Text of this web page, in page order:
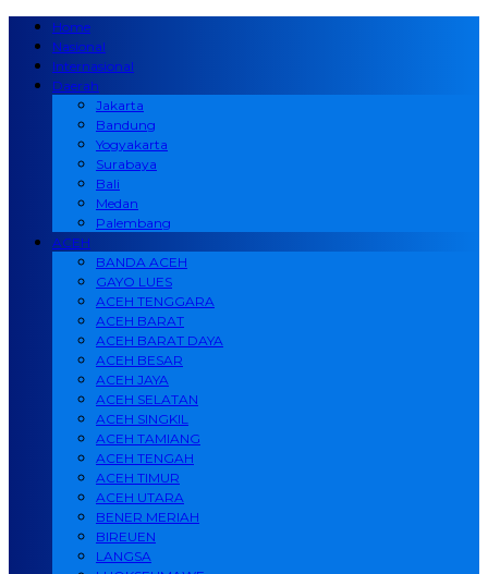
Home
Nasional
Internasional
Daerah
Jakarta
Bandung
Yogyakarta
Surabaya
Bali
Medan
Palembang
ACEH
BANDA ACEH
GAYO LUES
ACEH TENGGARA
ACEH BARAT
ACEH BARAT DAYA
ACEH BESAR
ACEH JAYA
ACEH SELATAN
ACEH SINGKIL
ACEH TAMIANG
ACEH TENGAH
ACEH TIMUR
ACEH UTARA
BENER MERIAH
BIREUEN
LANGSA